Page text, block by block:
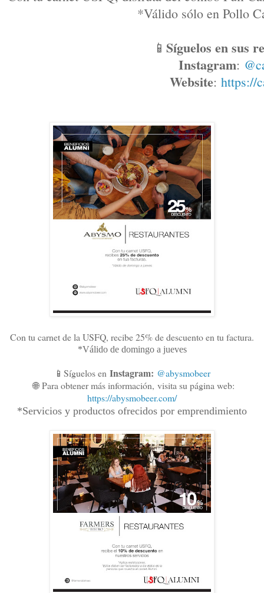
*Válido sólo en Pollo
📱 Síguelos en sus
Instagram:
Website: https://
Con tu carnet de la USFQ, recibe 25% de descuento en tu factura.
*Válido de domingo a jueves
📱Síguelos en Instagram: @abysmobeer
🌐Para obtener más información, visita su página web:
https://abysmobeer.com/
*Servicios y productos ofrecidos por emprendimiento